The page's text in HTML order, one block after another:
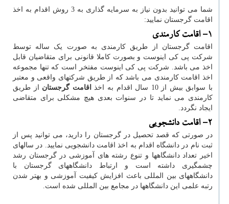
شما می توانید بدون نیاز به سرمایه گذاری به 3 روش اقدام به اخذ
اقامت گرجستان نمایید:
1- اقامت کارمندی
اقامت گرجستان از طریق کارمندی به صورت یک ساله توسط
شرکت پی کی اینوست و بصورت کاملا قانونی برای متقاضیان قابل
اخذ می باشد. شرکت پی کی اینوست مفتخر است که تنها مجموعه
اخذ اقامت کارمندی می باشد که از طریق شرکتهای واقعی و معتبر
با سوابق بیش از 10 سال اقدام به اخذ
اقامت گرجستان از طریق
کارمندی می نماید تا در سنوات بعدی هیچ مشکلی برای متقاضی
ایجاد نگردد.
2- اقامت دانشجویی
در صورتی که قصد تحصیل در گرجستان را دارید، می توانید پس از
ثبت نام در دانشگاه اقدام به اخذ اقامت دانشجویی نمایید. در سالهای
اخیر تعداد دانشگاهها و تنوع رشته های آموزشی در گرجستان رشد
چشمگیری داشته است و ارتباط دانشگاههای گرجستان با
دانشگاههای بین المللی باعث افزایش کیفیت آموزشی و بهتر شدن
رتبه علمی این دانشگاهها در مجامع بین المللی شده است.